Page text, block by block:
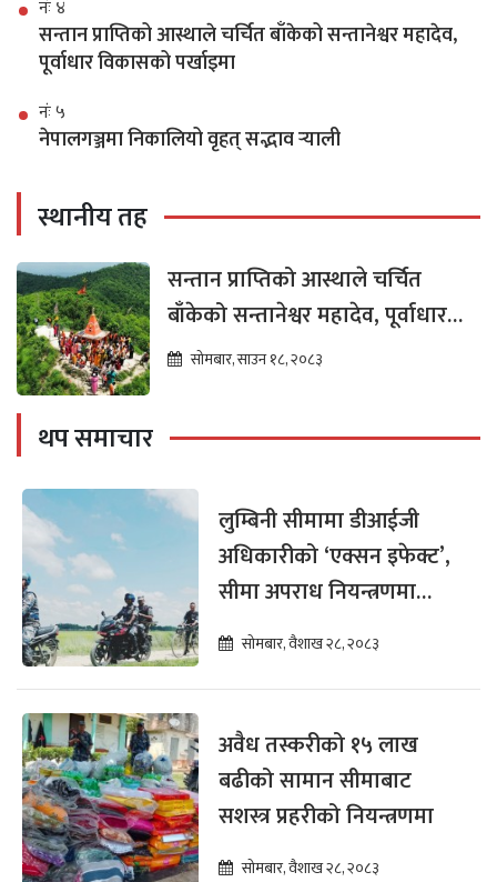
नंः ४
सन्तान प्राप्तिको आस्थाले चर्चित बाँकेको सन्तानेश्वर महादेव,
पूर्वाधार विकासको पर्खाइमा
नंः ५
नेपालगञ्जमा निकालियो वृहत् सद्भाव र्‍याली
स्थानीय तह
सन्तान प्राप्तिको आस्थाले चर्चित
बाँकेको सन्तानेश्वर महादेव, पूर्वाधार
विकासको पर्खाइमा
सोमबार, साउन १८, २०८३
थप समाचार
लुम्बिनी सीमामा डीआईजी
अधिकारीको ‘एक्सन इफेक्ट’,
सीमा अपराध नियन्त्रणमा
सशस्त्र प्रहरी आक्रामक
सोमबार, वैशाख २८, २०८३
अवैध तस्करीको १५ लाख
बढीको सामान सीमाबाट
सशस्त्र प्रहरीको नियन्त्रणमा
सोमबार, वैशाख २८, २०८३